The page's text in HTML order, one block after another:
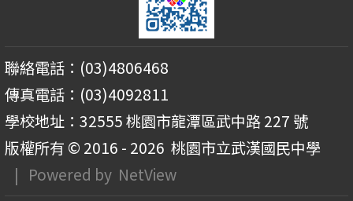
聯絡電話：(03)4806468
傳真電話：(03)4092811
學校地址：32555 桃園市龍潭區武中路 227 號
版權所有 © 2016 - 2026 桃園市立武漢國民中學
| Powered by NetView